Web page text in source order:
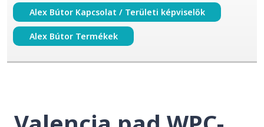
Alex Bútor Kapcsolat / Területi képviselők
Alex Bútor Termékek